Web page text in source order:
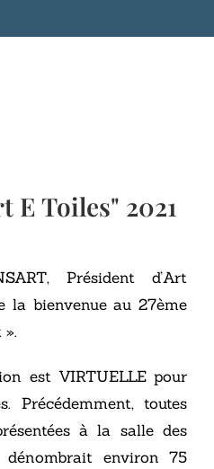
E Toiles" 2021
Président d’Art
la bienvenue au 27ème
».
est VIRTUELLE pour
Précédemment, toutes
à la salle des
environ 75